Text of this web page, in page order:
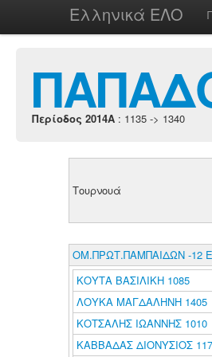
Ελληνικά ΕΛΟ
Περίοδος 2014A : 1135 -> 1340
Τουρνουά
ΟΜ.ΠΡΩΤ.ΠΑΜΠΑΙΔΩΝ -12
ΚΟΥΤΑ ΒΑΣΙΛΙΚΗ 1085
ΛΟΥΚΑ ΜΑΓΔΑΛΗΝΗ 1405
ΚΟΤΣΑΛΗΣ ΙΩΑΝΝΗΣ 1010
ΚΑΒΒΑΔΑΣ ΔΙΟΝΥΣΙΟΣ